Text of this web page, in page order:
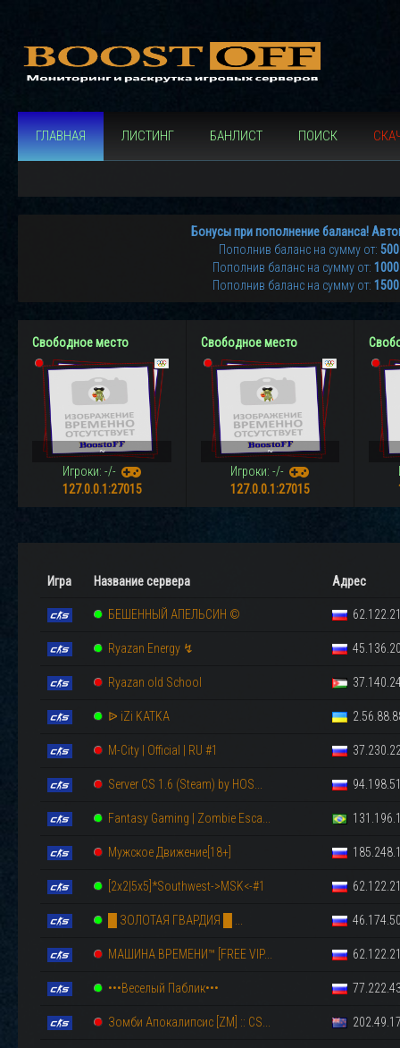
ГЛАВНАЯ ЛИСТИНГ БАНЛИСТ ПОИСК
Бонусы при пополнение баланса!
Пополнив баланс на сумму от:
Пополнив баланс на сумму от:
Пополнив баланс на сумму от:
Свободное место
~
Игроки: -/-
127.0.0.1:27015
Свободное место
~
Игроки: -/-
127.0.0.1:27015
Игра Название сервера Адрес
БЕШЕННЫЙ АПЕЛЬСИН ©
Ryazan Energy ↯
Ryazan old School
ᐉ iZi KATKA
M-City | Official | RU #1
Server CS 1.6 (Steam) by HOS...
Fantasy Gaming | Zombie Esca...
Мужское Движение[18+]
[2x2|5x5]*Southwest->MSK<-#1
█ ЗОЛОТАЯ ГВАРДИЯ █ ...
МАШИНА ВРЕМЕНИ™ [FREE VIP...
•••Beceлый Пaблик•••
Зомби Апокалипсис [ZM] :: CS...